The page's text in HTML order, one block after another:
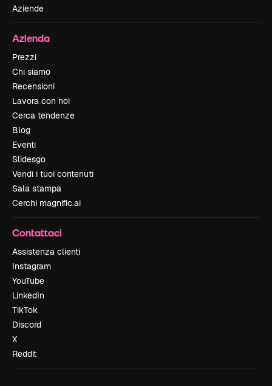
Aziende
Azienda
Prezzi
Chi siamo
Recensioni
Lavora con noi
Cerca tendenze
Blog
Eventi
Slidesgo
Vendi i tuoi contenuti
Sala stampa
Cerchi magnific.ai
Contattaci
Assistenza clienti
Instagram
YouTube
LinkedIn
TikTok
Discord
X
Reddit